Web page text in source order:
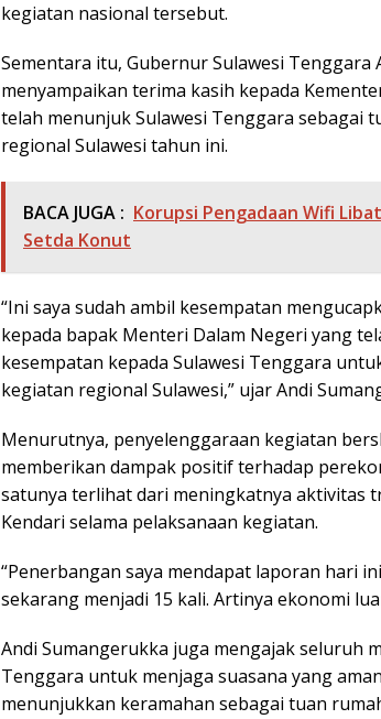
kegiatan nasional tersebut.
Sementara itu, Gubernur Sulawesi Tenggara
menyampaikan terima kasih kepada
telah menunjuk Sulawesi Tenggara sebagai
regional Sulawesi tahun ini.
BACA JUGA : Korupsi Pengadaan Wifi
Setda Konut
“Ini saya sudah ambil kesempatan
kepada bapak Menteri Dalam Negeri yang
kesempatan kepada Sulawesi Tenggara
kegiatan regional Sulawesi,” ujar Andi
Menurutnya, penyelenggaraan kegiatan
memberikan dampak positif terhadap
satunya terlihat dari meningkatnya aktivitas
Kendari selama pelaksanaan kegiatan.
“Penerbangan saya mendapat laporan hari
sekarang menjadi 15 kali. Artinya ekonomi
Andi Sumangerukka juga mengajak seluruh
Tenggara untuk menjaga suasana yang
menunjukkan keramahan sebagai tuan